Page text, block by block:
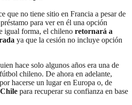
que no tiene sitio en Francia a pesar de
para ver en él una opción
igual forma, el chileno retornará a
ya que la cesión no incluye opción
hace solo algunos años era una de
chileno. De ahora en adelante,
hacerse un lugar en Europa o, de
para recuperar su confianza en base